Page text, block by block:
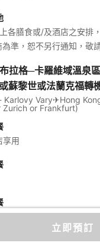
各膳食或/及酒店之安排
為準，恕不另行通知，敬
布拉格─卡羅維域溫泉
蘇黎世或法蘭克福轉
Karlovy Vary✈Hong
Zurich or Frankfurt)
享用
上
立即預訂